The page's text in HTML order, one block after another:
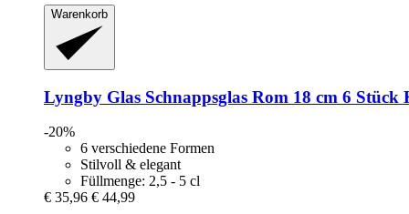
Warenkorb
Lyngby Glas Schnappsglas Rom 18 cm 6 Stück
-20%
6 verschiedene Formen
Stilvoll & elegant
Füllmenge: 2,5 - 5 cl
€ 35,96 € 44,99